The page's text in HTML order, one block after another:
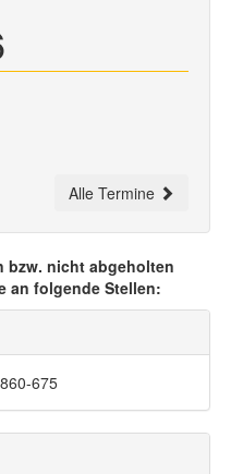
Alle Termine
bzw. nicht abgeholten
an folgende Stellen:
675